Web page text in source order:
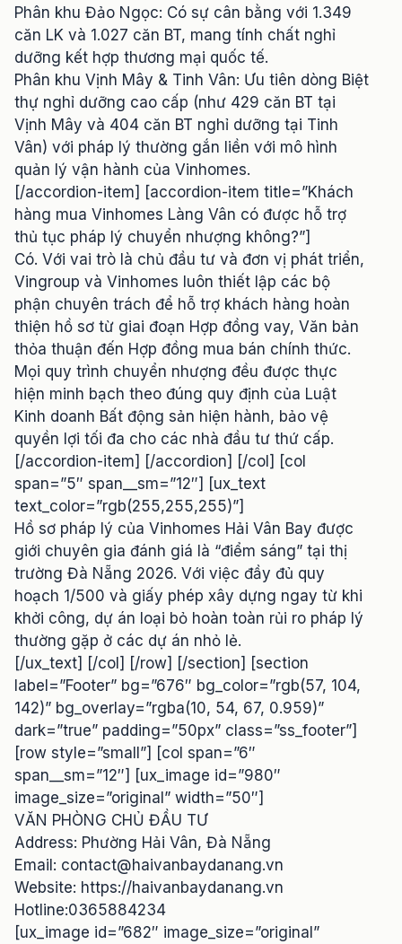
Phân khu Đảo Ngọc: Có sự cân bằng với 1.349
căn LK và 1.027 căn BT, mang tính chất nghỉ
dưỡng kết hợp thương mại quốc tế.
Phân khu Vịnh Mây & Tinh Vân: Ưu tiên dòng Biệt
thự nghỉ dưỡng cao cấp (như 429 căn BT tại
Vịnh Mây và 404 căn BT nghỉ dưỡng tại Tinh
Vân) với pháp lý thường gắn liền với mô hình
quản lý vận hành của Vinhomes.
[/accordion-item] [accordion-item title=”Khách
hàng mua Vinhomes Làng Vân có được hỗ trợ
thủ tục pháp lý chuyển nhượng không?”]
Có. Với vai trò là chủ đầu tư và đơn vị phát triển,
Vingroup và Vinhomes luôn thiết lập các bộ
phận chuyên trách để hỗ trợ khách hàng hoàn
thiện hồ sơ từ giai đoạn Hợp đồng vay, Văn bản
thỏa thuận đến Hợp đồng mua bán chính thức.
Mọi quy trình chuyển nhượng đều được thực
hiện minh bạch theo đúng quy định của Luật
Kinh doanh Bất động sản hiện hành, bảo vệ
quyền lợi tối đa cho các nhà đầu tư thứ cấp.
[/accordion-item] [/accordion] [/col] [col
span=”5″ span__sm=”12″] [ux_text
text_color=”rgb(255,255,255)”]
Hồ sơ pháp lý của Vinhomes Hải Vân Bay được
giới chuyên gia đánh giá là “điểm sáng” tại thị
trường Đà Nẵng 2026. Với việc đầy đủ quy
hoạch 1/500 và giấy phép xây dựng ngay từ khi
khởi công, dự án loại bỏ hoàn toàn rủi ro pháp lý
thường gặp ở các dự án nhỏ lẻ.
[/ux_text] [/col] [/row] [/section] [section
label=”Footer” bg=”676″ bg_color=”rgb(57, 104,
142)” bg_overlay=”rgba(10, 54, 67, 0.959)”
dark=”true” padding=”50px” class=”ss_footer”]
[row style=”small”] [col span=”6″
span__sm=”12″] [ux_image id=”980″
image_size=”original” width=”50″]
VĂN PHÒNG CHỦ ĐẦU TƯ
Address: Phường Hải Vân, Đà Nẵng
Email: contact@haivanbaydanang.vn
Website: https://haivanbaydanang.vn
Hotline:0365884234
[ux_image id=”682″ image_size=”original”